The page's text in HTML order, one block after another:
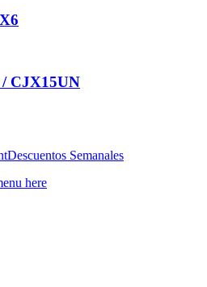
CJX15UN
Descuentos Semanales
here